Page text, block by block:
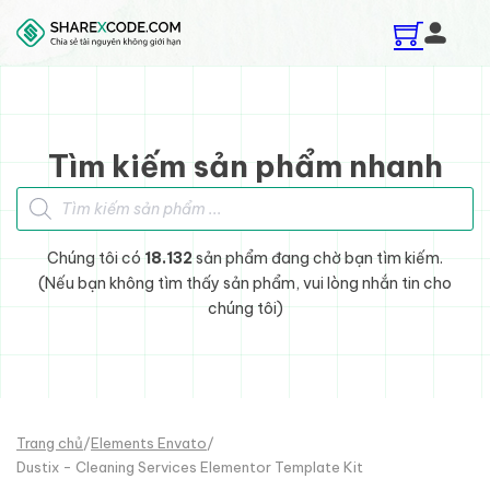
Skip to main content
Skip to footer
Tìm kiếm sản phẩm nhanh
Tìm kiếm sản phẩm
Chúng tôi có 18.132sản phẩm đang chờ bạn tìm kiếm.
(Nếu bạn không tìm thấy sản phẩm, vui lòng nhắn tin cho
chúng tôi)
Trang chủ/Elements Envato/
Dustix - Cleaning Services Elementor Template Kit